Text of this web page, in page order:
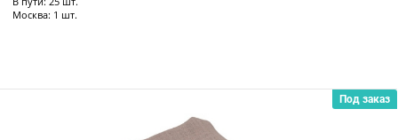
Москва: 1 шт.
Под заказ